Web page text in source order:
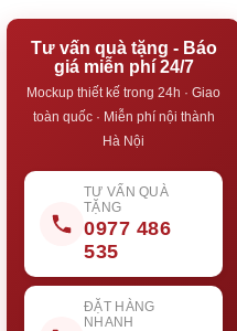
Tư vấn quà tặng - Báo
giá miễn phí 24/7
Mockup thiết kế trong 24h · Giao
toàn quốc · Miễn phí nội thành
Hà Nội
TƯ VẤN QUÀ
TẶNG
0977 486
535
ĐẶT HÀNG
NHANH